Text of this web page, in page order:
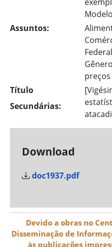
Assuntos:
Título
Secundárias:
Download
doc1937.pdf
Devido a obras no
Disseminação de
às publicações